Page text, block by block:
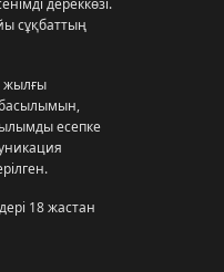
сұқбаттың
жылғы
басылымын,
есепке
18 жастан